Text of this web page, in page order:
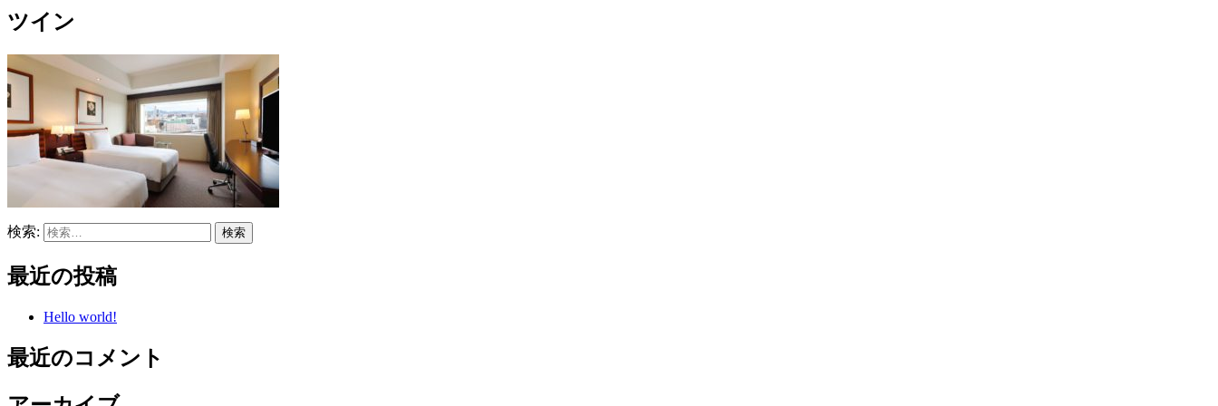
ツイン
検索:
最近の投稿
Hello world!
最近のコメント